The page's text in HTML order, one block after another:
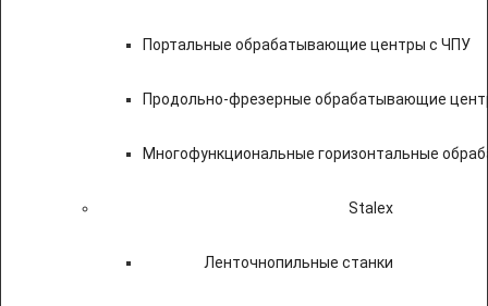
Портальные обрабатывающие центры с ЧПУ
Продольно-фрезерные обрабатывающие
Многофункциональные горизонтальные
Stalex
Ленточнопильные станки